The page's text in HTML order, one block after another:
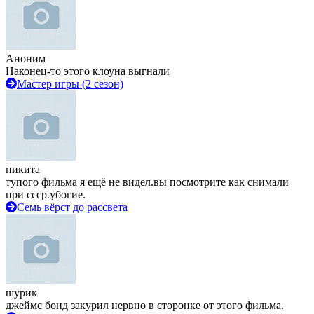
Аноним
Наконец-то этого клоуна выгнали
Мастер игры (2 сезон)
никита
тупого фильма я ещё не видел.вы посмотрите как снимали
при ссср.убогие.
Семь вёрст до рассвета
шурик
джеймс бонд закурил нервно в сторонке от этого фильма.